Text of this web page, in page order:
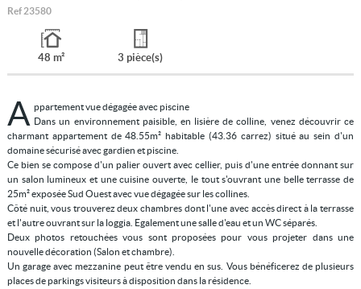
Ref 23580
48 m² 3 pièce(s)
A ppartement vue dégagée avec piscine
Dans un environnement paisible, en lisière de colline, venez découvrir ce
charmant appartement de 48.55m² habitable (43.36 carrez) situé au sein d'un
domaine sécurisé avec gardien et piscine.
Ce bien se compose d'un palier ouvert avec cellier, puis d'une entrée donnant sur
un salon lumineux et une cuisine ouverte, le tout s'ouvrant une belle terrasse de
25m² exposée Sud Ouest avec vue dégagée sur les collines.
Côté nuit, vous trouverez deux chambres dont l'une avec accès direct à la terrasse
et l'autre ouvrant sur la loggia. Egalement une salle d'eau et un WC séparés.
Deux photos retouchées vous sont proposées pour vous projeter dans une
nouvelle décoration (Salon et chambre).
Un garage avec mezzanine peut être vendu en sus. Vous bénéficerez de plusieurs
places de parkings visiteurs à disposition dans la résidence.